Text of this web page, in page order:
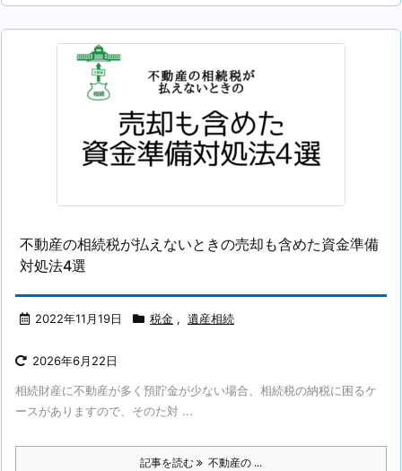
不動産の相続税が払えないときの売却も含めた資金準備
対処法4選
2022年11月19日 税金 , 遺産相続
2026年6月22日
相続財産に不動産が多く預貯金が少ない場合、相続税の納税に困るケ
ースがありますので、そのた対 ...
記事を読む 不動産の ...